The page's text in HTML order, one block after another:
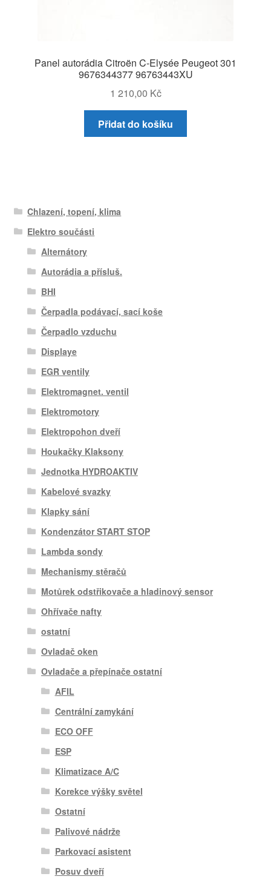
Panel autorádia Citroën C-Elysée Peugeot 301
9676344377 96763443XU
1 210,00 Kč
Přidat do košíku
Chlazení, topení, klima
Elektro součásti
Alternátory
Autorádia a přísluš.
BHI
Čerpadla podávací, sací koše
Čerpadlo vzduchu
Displaye
EGR ventily
Elektromagnet. ventil
Elektromotory
Elektropohon dveří
Houkačky Klaksony
Jednotka HYDROAKTIV
Kabelové svazky
Klapky sání
Kondenzátor START STOP
Lambda sondy
Mechanismy stěračů
Motůrek odstřikovače a hladinový sensor
Ohřívače nafty
ostatní
Ovladač oken
Ovladače a přepínače ostatní
AFIL
Centrální zamykání
ECO OFF
ESP
Klimatizace A/C
Korekce výšky světel
Ostatní
Palivové nádrže
Parkovací asistent
Posuv dveří